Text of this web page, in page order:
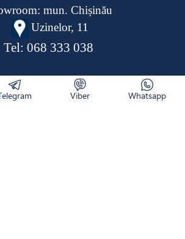
mun. Chișinău
Uzinelor, 11
Tel: 068 333 038
Viber Whatsapp